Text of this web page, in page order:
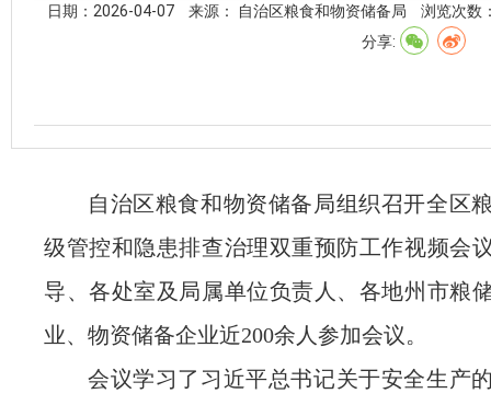
日期：2026-04-07 来源： 自治区粮食和物资储备局
浏览次数
分享:
自治区粮食和物资储备局组织召开全区
级管控和隐患排查治理双重预防工作视频会
导、各处室及局属单位负责人、各地州市粮
业、物资储备企业近200余人参加会议。
会议学习了 习近平总书记关于安全生产